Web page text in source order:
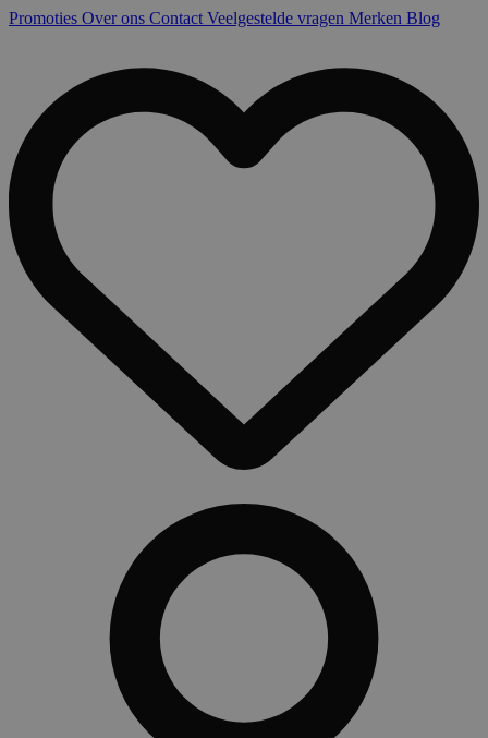
Promoties Over ons Contact Veelgestelde vragen Merken Blog